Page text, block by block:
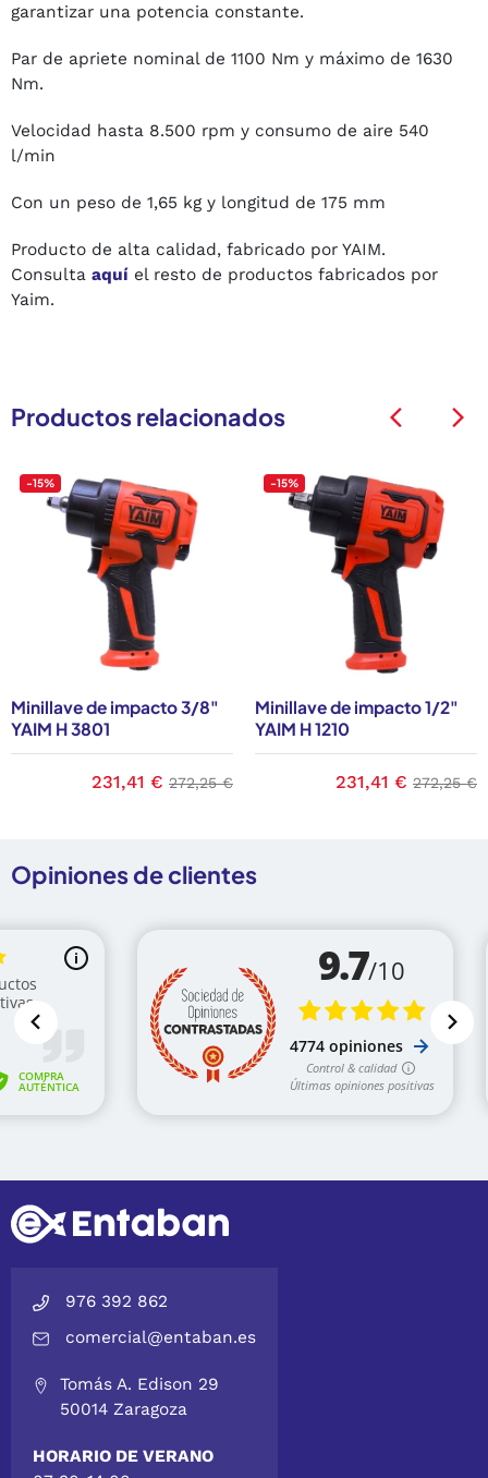
garantizar una potencia constante.
Par de apriete nominal de 1100 Nm y máximo de 1630
Nm.
Velocidad hasta 8.500 rpm y consumo de aire 540
l/min
Con un peso de 1,65 kg y longitud de 175 mm
Producto de alta calidad, fabricado por YAIM.
Consulta aquí el resto de productos fabricados por
Yaim.
Productos relacionados
Minillave de impacto 3/8"
YAIM H 3801
-15%
Precio
231,41 € Precio base
272,25 €
Minillave de impacto 1/2"
YAIM H 1210
-15%
Precio
231,41 € Precio
272,25 €
arrow_back_ios arrow_back_ios
Opiniones de clientes
976 392 862
comercial@entaban.es
Tomás A. Edison 29
50014 Zaragoza
HORARIO DE VERANO